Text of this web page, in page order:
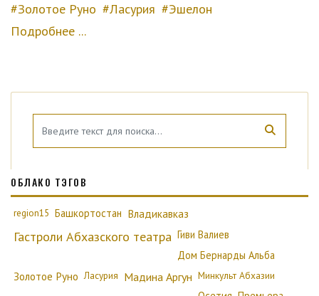
Золотое Руно
Ласурия
Эшелон
Подробнее ...
ОБЛАКО ТЭГОВ
region15 Башкортостан Владикавказ
Гастроли Абхазского театра Гиви Валиев
Дом Бернарды Альба
Золотое Руно Ласурия Мадина Аргун Минкульт Абхазии